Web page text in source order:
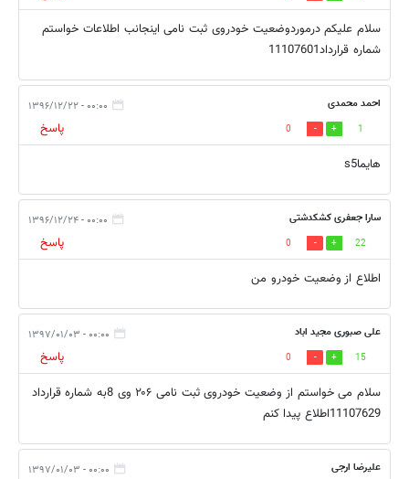
سلام علیکم درموردوضعیت خودروی ثبت نامی اینجانب اطلاعات خواستم
شماره قرارداد11107601
احمد محمدی ۰۰:۰۰ - ۱۳۹۶/۱۲/۲۲
1
0
پاسخ
هایماs5
سارا جعفری کشکدشتی ۰۰:۰۰ - ۱۳۹۶/۱۲/۲۴
22
0
پاسخ
اطلاع از وضعیت خودرو من
علی صبوری مجید اباد ۰۰:۰۰ - ۱۳۹۷/۰۱/۰۳
15
0
پاسخ
سلام می خواستم از وضعیت خودروی ثبت نامی ۲۰۶ وی 8به شماره قرارداد
11107629اطلاع پیدا کنم
علیرضا ارجی ۰۰:۰۰ - ۱۳۹۷/۰۱/۰۳